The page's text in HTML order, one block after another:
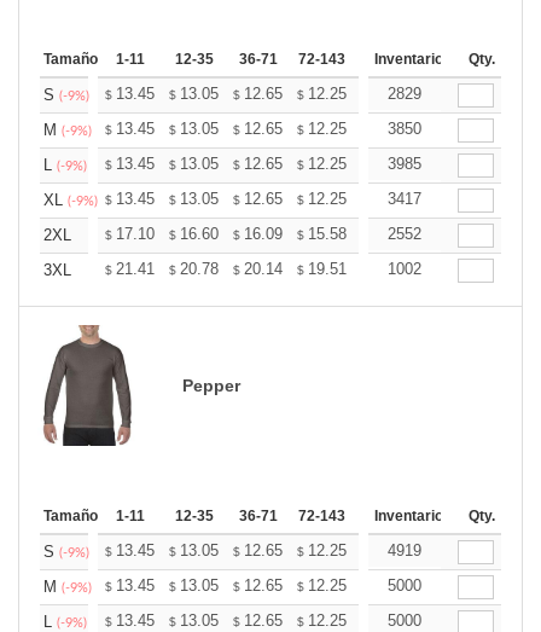
Tamaño 1-11 12-35 36-71 72-143 144-287 288 +
Inventario Qty.
S (-9%) $ 13.45 $ 13.05 $ 12.65 $ 12.25 11.85
2829
M (-9%) $ 13.45 $ 13.05 $ 12.65 $ 12.25 11.85
3850
L (-9%) $ 13.45 $ 13.05 $ 12.65 $ 12.25 11.85
3985
XL (-9%) $ 13.45 $ 13.05 $ 12.65 $ 12.25 11.85
3417
2XL
$ 17.10 $ 16.60 $ 16.09 $ 15.58 15.08
2552
3XL
$ 21.41 $ 20.78 $ 20.14 $ 19.51 18.87
1002
Pepper
Tamaño 1-11 12-35 36-71 72-143 144-287 288 +
Inventario Qty.
S (-9%) $ 13.45 $ 13.05 $ 12.65 $ 12.25 11.85
4919
M (-9%) $ 13.45 $ 13.05 $ 12.65 $ 12.25 11.85
5000
L (-9%) $ 13.45 $ 13.05 $ 12.65 $ 12.25 11.85
5000